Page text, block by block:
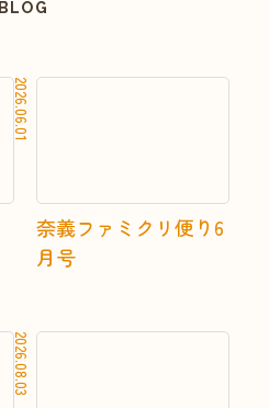
BLOG
詳しく見る
2026.06.01
奈義ファミクリ便り6
月号
詳しく見る
2026.08.03